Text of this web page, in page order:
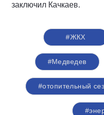
заключил Качкаев.
#ЖКХ
#Медведев
#отопительный